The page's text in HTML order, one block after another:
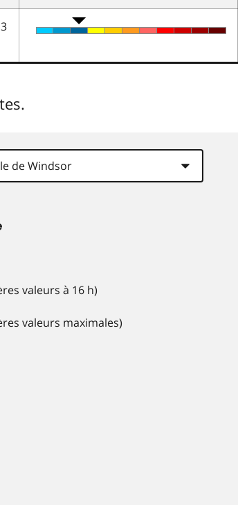
3
valeurs à 16 h)
valeurs maximales)